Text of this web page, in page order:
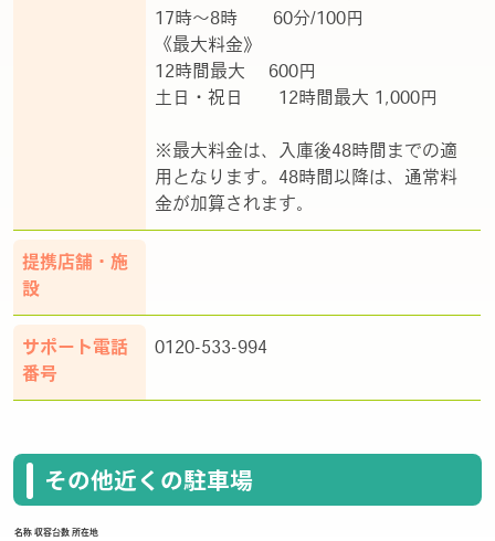
17時～8時 60分/100円
《最大料金》
12時間最大 600円
土日・祝日 12時間最大 1,000円
※最大料金は、入庫後48時間までの適
用となります。48時間以降は、通常料
金が加算されます。
提携店舗・施
設
サポート電話
番号
0120-533-994
その他近くの駐車場
名称 収容台数 所在地